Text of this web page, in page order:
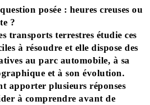
posée : heures creuses ou
?
transports terrestres étudie ces
à résoudre et elle dispose des
au parc automobile, à sa
et à son évolution.
apporter plusieurs réponses
à comprendre avant de